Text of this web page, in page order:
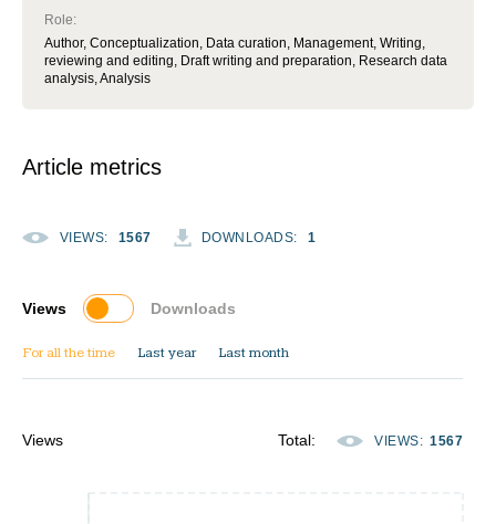
Role:
Author, Conceptualization, Data curation, Management, Writing,
reviewing and editing, Draft writing and preparation, Research data
analysis, Analysis
Article metrics
VIEWS: 1567 DOWNLOADS: 1
For all the time Last year Last month
Views Downloads
Views Total: VIEWS: 1567